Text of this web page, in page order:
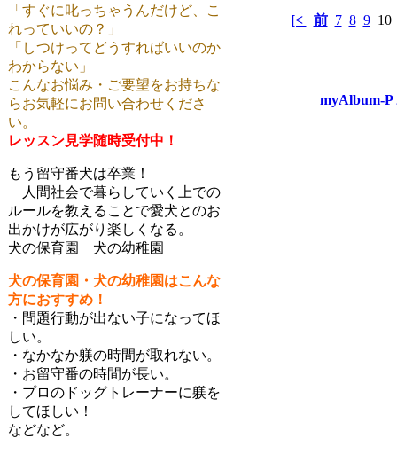
「すぐに叱っちゃうんだけど、こ
れっていいの？」
「しつけってどうすればいいのか
わからない」
こんなお悩み・ご要望をお持ちな
らお気軽にお問い合わせくださ
い。
レッスン見学随時受付中！
もう留守番犬は卒業！
人間社会で暮らしていく上での
ルールを教えることで愛犬とのお
出かけが広がり楽しくなる。
犬の保育園 犬の幼稚園
犬の保育園・犬の幼稚園はこんな
方におすすめ！
・問題行動が出ない子になってほ
しい。
・なかなか躾の時間が取れない。
・お留守番の時間が長い。
・プロのドッグトレーナーに躾を
してほしい！
などなど。
[< 前 7 8 9
myAlbum-P